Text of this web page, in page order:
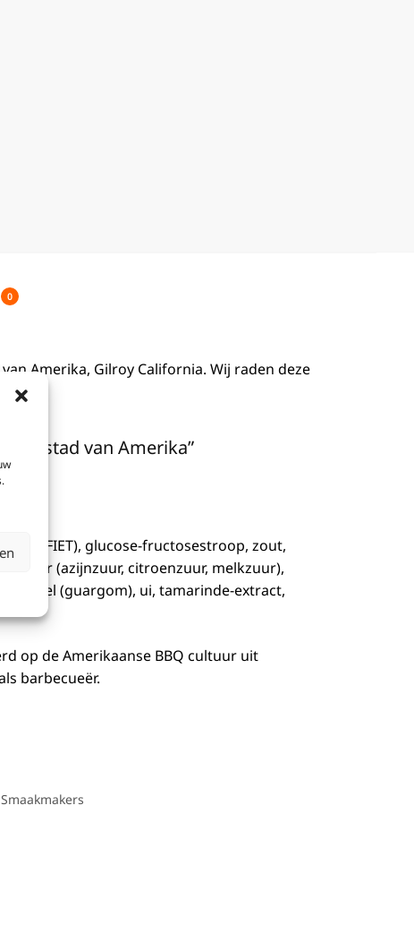
0
Amerika, Gilroy California. Wij raden deze
van Amerika”
SULFIET), glucose-fructosestroop, zout,
(azijnzuur, citroenzuur, melkzuur),
(guargom), ui, tamarinde-extract,
op de Amerikaanse BBQ cultuur uit
barbecueër.
Smaakmakers